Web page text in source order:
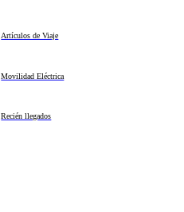
Artículos de Viaje
Movilidad Eléctrica
Recién llegados